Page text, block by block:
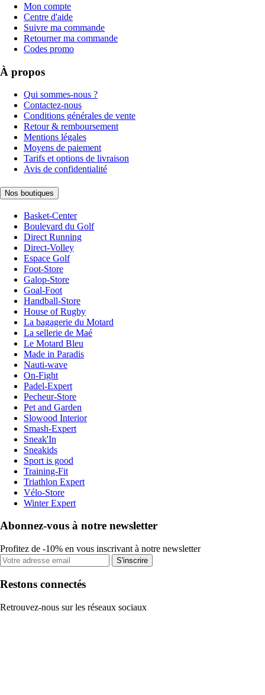
Mon compte
Centre d'aide
Suivre ma commande
Retourner ma commande
Codes promo
À propos
Qui sommes-nous ?
Contactez-nous
Conditions générales de vente
Retour & remboursement
Mentions légales
Moyens de paiement
Tarifs et options de livraison
Avis de confidentialité
Nos boutiques
Basket-Center
Boulevard du Golf
Direct Running
Direct-Volley
Espace Golf
Foot-Store
Galop-Store
Goal-Foot
Handball-Store
House of Rugby
La bagagerie du Motard
La sellerie de Maé
Le Motard Bleu
Made in Paradis
Nauti-wave
On-Fight
Padel-Expert
Pecheur-Store
Pet and Garden
Slowood Interior
Smash-Expert
Sneak'In
Sneakids
Sport is good
Training-Fit
Triathlon Expert
Vélo-Store
Winter Expert
Abonnez-vous à notre newsletter
Profitez de -10% en vous inscrivant à notre newsletter
S'inscrire
Restons connectés
Retrouvez-nous sur les réseaux sociaux